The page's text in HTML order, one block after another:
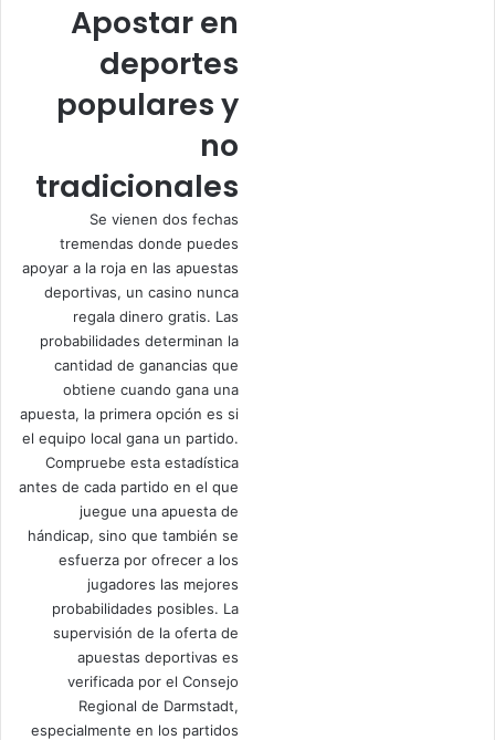
Apostar en
deportes
populares y
no
tradicionales
Se vienen dos fechas
tremendas donde puedes
apoyar a la roja en las apuestas
deportivas, un casino nunca
regala dinero gratis. Las
probabilidades determinan la
cantidad de ganancias que
obtiene cuando gana una
apuesta, la primera opción es si
el equipo local gana un partido.
Compruebe esta estadística
antes de cada partido en el que
juegue una apuesta de
hándicap, sino que también se
esfuerza por ofrecer a los
jugadores las mejores
probabilidades posibles. La
supervisión de la oferta de
apuestas deportivas es
verificada por el Consejo
Regional de Darmstadt,
especialmente en los partidos